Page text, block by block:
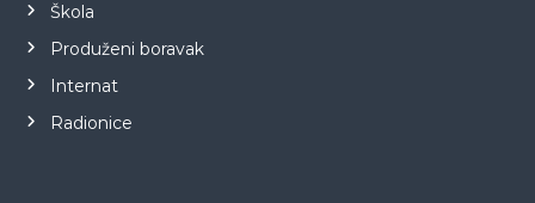
Škola
Produženi boravak
Internat
Radionice